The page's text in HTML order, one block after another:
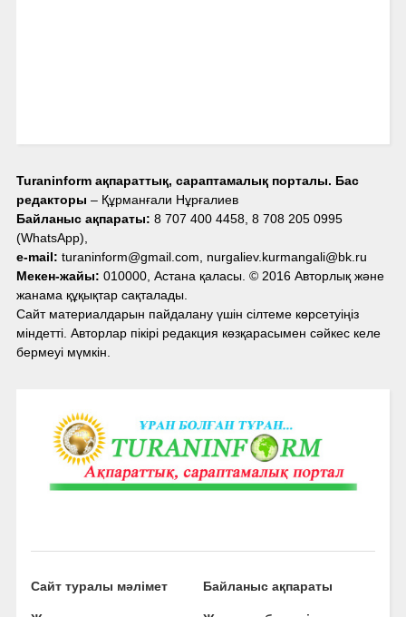
Turaninform ақпараттық, сараптамалық порталы. Бас
редакторы – Құрманғали Нұрғалиев
Байланыс ақпараты: 8 707 400 4458, 8 708 205 0995
(WhatsApp),
e-mail: turaninform@gmail.com, nurgaliev.kurmangali@bk.ru
Мекен-жайы: 010000, Астана қаласы. © 2016 Авторлық және
жанама құқықтар сақталады.
Сайт материалдарын пайдалану үшін сілтеме көрсетуіңіз
міндетті. Авторлар пікірі редакция көзқарасымен сәйкес келе
бермеуі мүмкін.
Сайт туралы мәлімет Байланыс ақпараты